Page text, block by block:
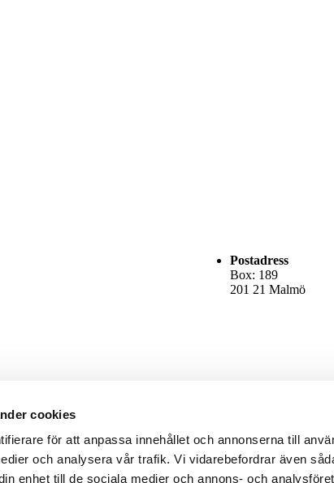
cookies
för att anpassa innehållet och annonserna till
och analysera vår trafik. Vi vidarebefordrar även
enhet till de sociala medier och annons- och
Postadress
Box: 189
201 21 Malmö